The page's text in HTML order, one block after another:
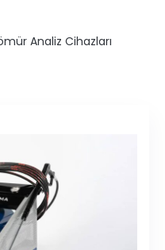
Analiz Cihazları